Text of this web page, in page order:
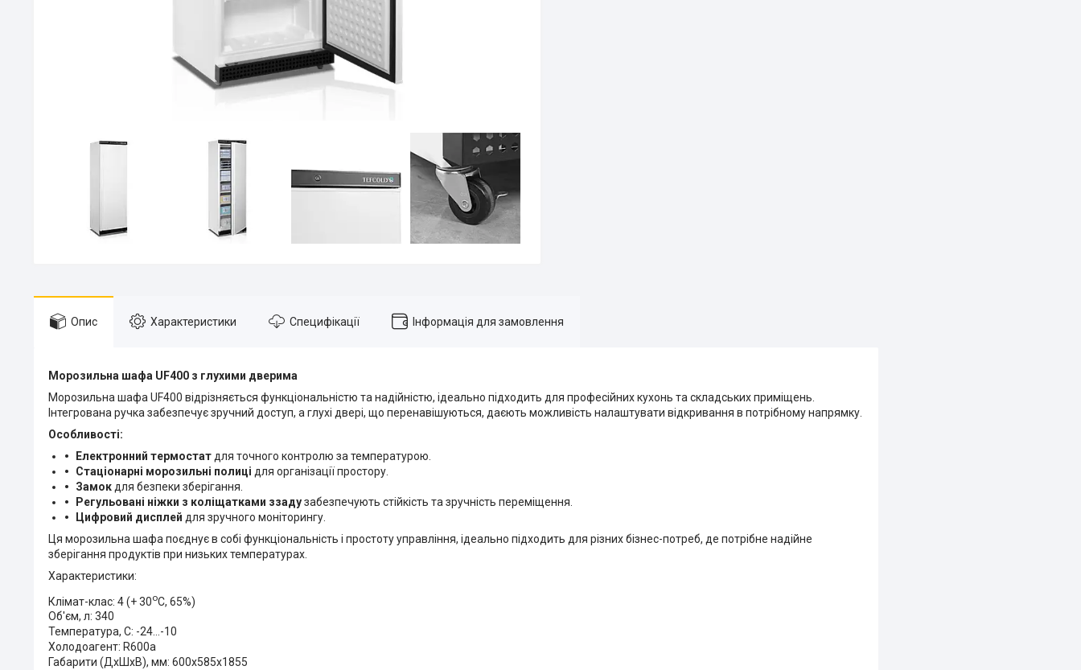
Опис Характеристики Специфікації Інформація для замовлення
Морозильна шафа UF400 з глухими дверима
Морозильна шафа UF400 відрізняється функціональністю та надійністю, ідеально підходить для професійних кухонь та складських приміщень.
Інтегрована ручка забезпечує зручний доступ, а глухі двері, що перенавішуються, даєють можливість налаштувати відкривання в потрібному напрямку.
Особливості:
Електронний термостат для точного контролю за температурою.
Стаціонарні морозильні полиці для організації простору.
Замок для безпеки зберігання.
Регульовані ніжки з коліщатками ззадузабезпечують стійкість та зручність переміщення.
Цифровий дисплей для зручного моніторингу.
Ця морозильна шафа поєднує в собі функціональність і простоту управління, ідеально підходить для різних бізнес-потреб, де потрібне надійне
зберігання продуктів при низьких температурах.
Характеристики:
Клімат-клас: 4 (+ 30оС, 65%)
Об'єм, л: 340
Температура, С: -24...-10
Холодоагент: R600a
Габарити (ДхШхВ), мм: 600x585x1855